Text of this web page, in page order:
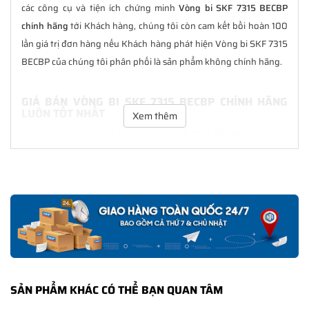
các công cụ và tiện ích chứng minhVòng bi SKF 7315 BECBP
chính hãngtới Khách hàng, chúng tôi còn cam kết bồi hoàn 100
lần giá trị đơn hàng nếu Khách hàng phát hiện Vòng bi SKF 7315
BECBP của chúng tôi phân phối là sản phẩm không chính hãng.
GIÁ BÁN VÒNG BI SKF 7315 BECBP CHÍNH HÃNG
nhất với nhiều ưu đãi kèm theo và các dịch vụ hẫu mãi sau bán
CHẾ ĐỘ BẢO HÀNH VÒNG BI SKF 7315 BECBP
CHÍNH HÃNG
Tất cả các sản phẩm SKF chính hãng doSKF Ngọc Anhphân
phối đều được bảo hành chính hãng theo đúng tiêu chuẩn bảo
hành của nhà sản xuất.
Xem thêm
SẢN PHẨM KHÁC CÓ THỂ BẠN QUAN TÂM